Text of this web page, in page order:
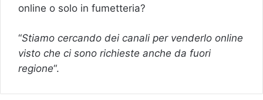
online o solo in fumetteria?
“Stiamo cercando dei canali per venderlo online
visto che ci sono richieste anche da fuori
regione“.